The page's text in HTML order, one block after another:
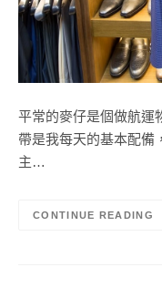
平常的麥仔是個做航運
帶是我每天的基本配備
主…
CONTINUE READING